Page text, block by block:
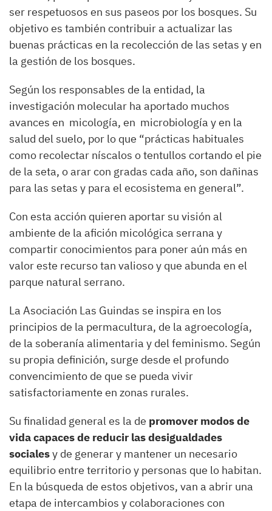
ser respetuosos en sus paseos por los bosques. Su
objetivo es también contribuir a actualizar las
buenas prácticas en la recolección de las setas y en
la gestión de los bosques.
Según los responsables de la entidad, la
investigación molecular ha aportado muchos
avances en micología, en microbiología y en la
salud del suelo, por lo que “prácticas habituales
como recolectar níscalos o tentullos cortando el pie
de la seta, o arar con gradas cada año, son dañinas
para las setas y para el ecosistema en general”.
Con esta acción quieren aportar su visión al
ambiente de la afición micológica serrana y
compartir conocimientos para poner aún más en
valor este recurso tan valioso y que abunda en el
parque natural serrano.
La Asociación Las Guindas se inspira en los
principios de la permacultura, de la agroecología,
de la soberanía alimentaria y del feminismo. Según
su propia definición, surge desde el profundo
convencimiento de que se pueda vivir
satisfactoriamente en zonas rurales.
Su finalidad general es la de promover modos de
vida capaces de reducir las desigualdades
socialesy de generar y mantener un necesario
equilibrio entre territorio y personas que lo habitan.
En la búsqueda de estos objetivos, van a abrir una
etapa de intercambios y colaboraciones con